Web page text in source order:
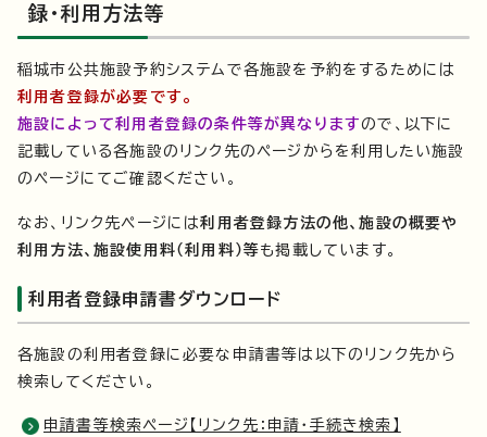
録・利用方法等
稲城市公共施設予約システムで各施設を予約をするためには
利用者登録が必要です。
施設によって利用者登録の条件等が異なりますので、以下に
記載している各施設のリンク先のページからを利用したい施設
のページにてご確認ください。
なお、リンク先ページには利用者登録方法の他、施設の概要や
利用方法、施設使用料（利用料）等も掲載しています。
利用者登録申請書ダウンロード
各施設の利用者登録に必要な申請書等は以下のリンク先から
検索してください。
申請書等検索ページ【リンク先：申請・手続き検索】